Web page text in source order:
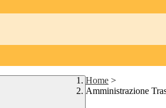
Home >
Amministrazione